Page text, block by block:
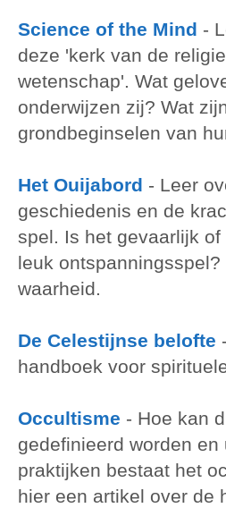
Science of the Mind -
deze 'kerk van de
wetenschap'. Wat
onderwijzen zij? Wat
grondbeginselen van
Het Ouijabord - Leer
geschiedenis en de
spel. Is het gevaarlijk of
leuk ontspanningsspel?
waarheid.
De Celestijnse belofte -
handboek voor
Occultisme - Hoe kan
gedefinieerd worden en
praktijken bestaat het
hier een artikel over de